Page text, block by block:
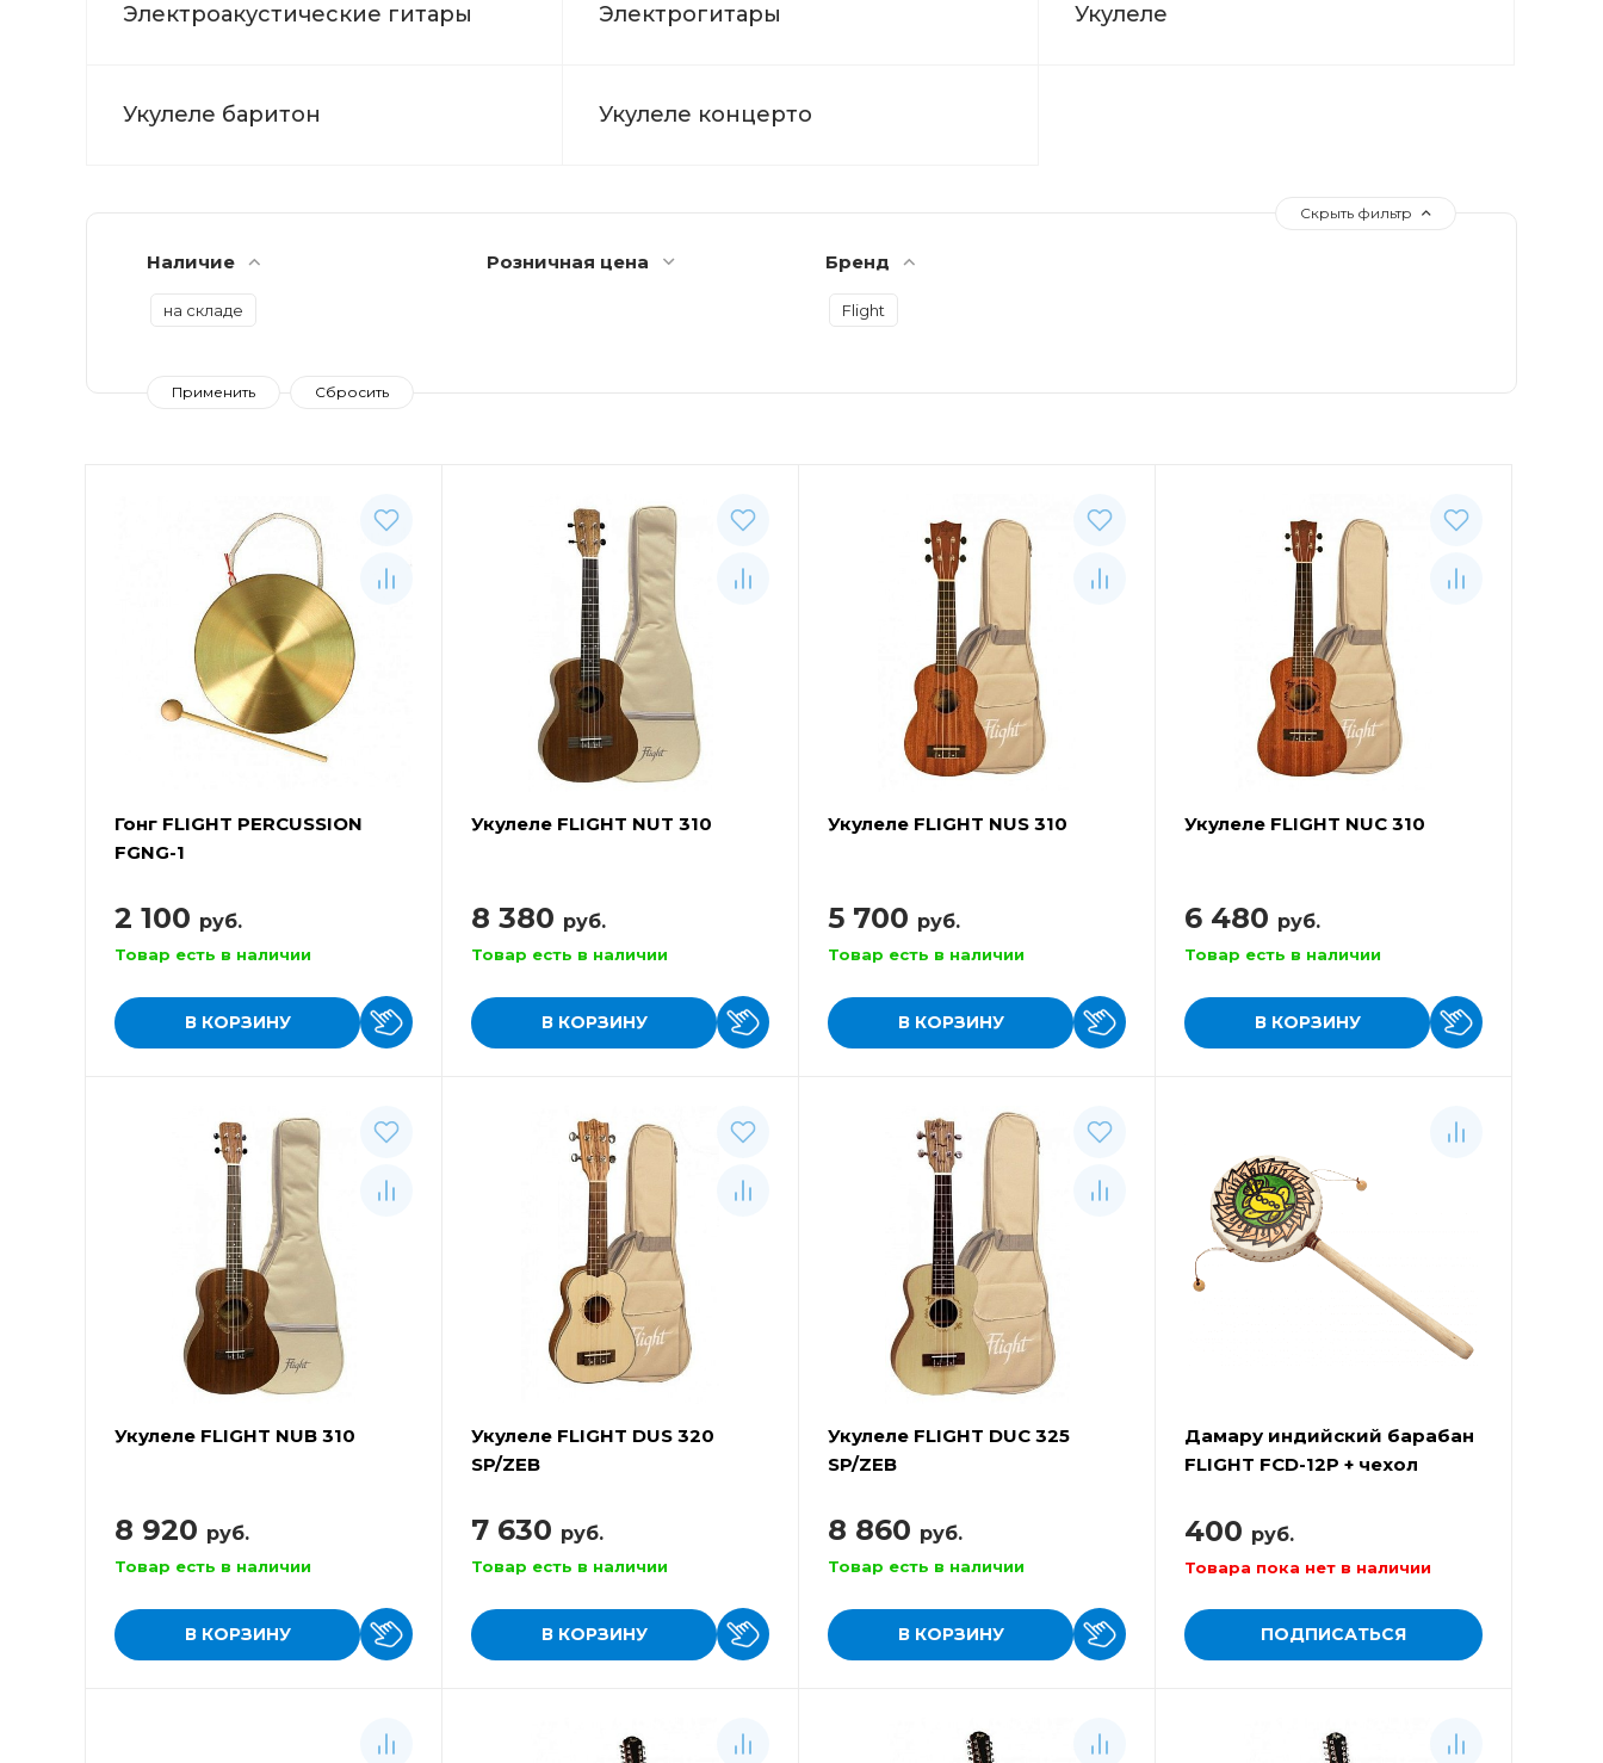
Электроакустические гитары Электрогитары Укулеле
Укулеле баритон Укулеле концерто
Скрыть фильтр
Розничная цена
Наличие
на складе
Бренд
Flight
Гонг FLIGHT PERCUSSION
FGNG-1
2 100 руб.
Товар есть в наличии
В КОРЗИНУ
Укулеле FLIGHT NUT 310
8 380 руб.
Товар есть в наличии
В КОРЗИНУ
Укулеле FLIGHT NUS 310
5 700 руб.
Товар есть в наличии
В КОРЗИНУ
Укулеле FLIGHT NUC 310
6 480 руб.
Товар есть в наличии
В КОРЗИНУ
Укулеле FLIGHT NUB 310
8 920 руб.
Товар есть в наличии
В КОРЗИНУ
Укулеле FLIGHT DUS 320
SP/ZEB
7 630 руб.
Товар есть в наличии
В КОРЗИНУ
Укулеле FLIGHT DUC 325
SP/ZEB
8 860 руб.
Товар есть в наличии
В КОРЗИНУ
Дамару индийский барабан
FLIGHT FCD-12P + чехол
400 руб.
Товара пока нет в наличии
ПОДПИСАТЬСЯ